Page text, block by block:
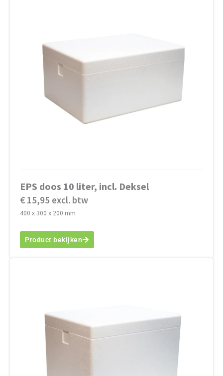
EPS doos 10 liter, incl. Deksel
€ 15,95 excl. btw
400 x 300 x 200 mm
Product bekijken